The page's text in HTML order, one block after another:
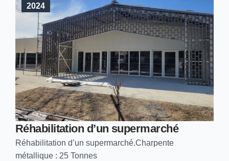
2024
Réhabilitation d’un supermarché
Réhabilitation d’un supermarché.Charpente
métallique : 25 Tonnes